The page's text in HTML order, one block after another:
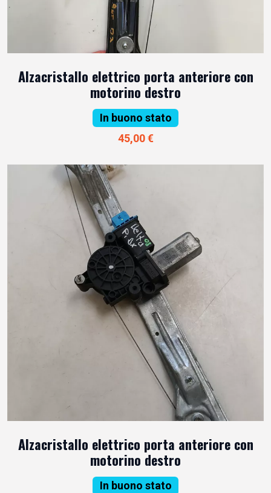
Alzacristallo elettrico porta anteriore con
motorino destro
In buono stato
45,00 €
Alzacristallo elettrico porta anteriore con
motorino destro
In buono stato